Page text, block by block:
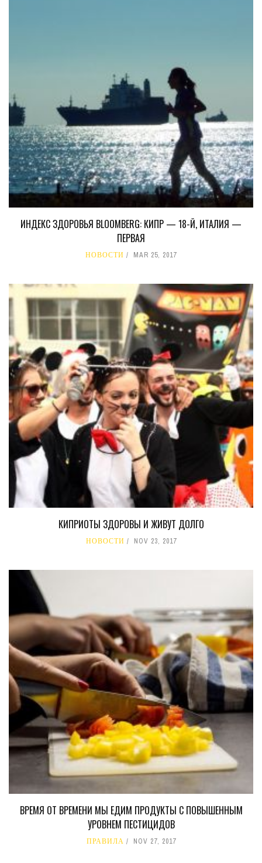
ИНДЕКС ЗДОРОВЬЯ BLOOMBERG: КИПР — 18-Й, ИТАЛИЯ —
ПЕРВАЯ
НОВОСТИ MAR 25, 2017
КИПРИОТЫ ЗДОРОВЫ И ЖИВУТ ДОЛГО
НОВОСТИ NOV 23, 2017
ВРЕМЯ ОТ ВРЕМЕНИ МЫ ЕДИМ ПРОДУКТЫ С ПОВЫШЕННЫМ
УРОВНЕМ ПЕСТИЦИДОВ
ПРАВИЛА NOV 27, 2017